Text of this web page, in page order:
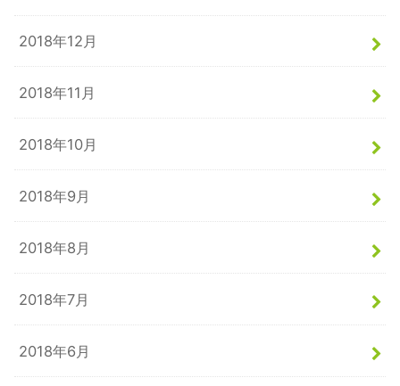
2018年12月
2018年11月
2018年10月
2018年9月
2018年8月
2018年7月
2018年6月